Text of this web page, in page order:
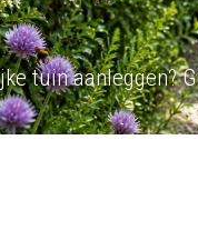
tuin aanleggen?